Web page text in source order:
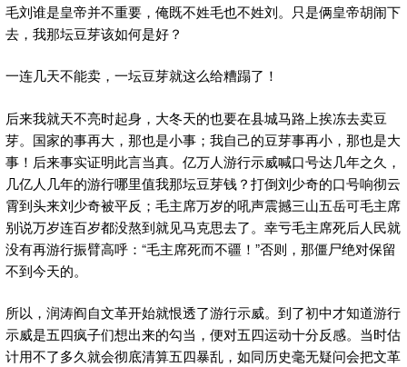
毛刘谁是皇帝并不重要，俺既不姓毛也不姓刘。只是俩皇帝胡闹下
去，我那坛豆芽该如何是好？
一连几天不能卖，一坛豆芽就这么给糟蹋了！
后来我就天不亮时起身，大冬天的也要在县城马路上挨冻去卖豆
芽。国家的事再大，那也是小事；我自己的豆芽事再小，那也是大
事！后来事实证明此言当真。亿万人游行示威喊口号达几年之久，
几亿人几年的游行哪里值我那坛豆芽钱？打倒刘少奇的口号响彻云
霄到头来刘少奇被平反；毛主席万岁的吼声震撼三山五岳可毛主席
别说万岁连百岁都没熬到就见马克思去了。幸亏毛主席死后人民就
没有再游行振臂高呼：“毛主席死而不疆！”否则，那僵尸绝对保留
不到今天的。
所以，润涛阎自文革开始就恨透了游行示威。到了初中才知道游行
示威是五四疯子们想出来的勾当，便对五四运动十分反感。当时估
计用不了多久就会彻底清算五四暴乱，如同历史毫无疑问会把文革